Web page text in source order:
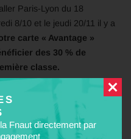
Fnaut directement par
Paris-Lyon du 18
8/10 et le jeudi 20/11 il y a
carte « Avantage »
des 30 % de
classe.